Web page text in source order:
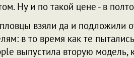
Ну и по такой цене - в
взяли да и подложили
в то время как те
выпустила вторую модель,